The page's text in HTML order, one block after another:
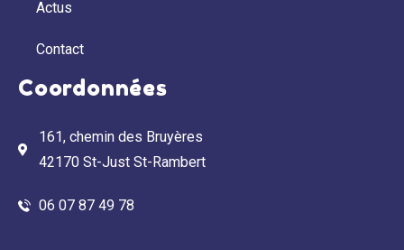
Actus
Contact
Coordonnées
161, chemin des Bruyères
42170 St-Just St-Rambert
06 07 87 49 78